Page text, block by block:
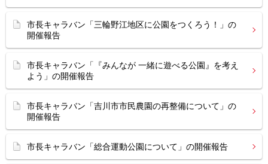
市長キャラバン「三輪野江地区に公園をつくろう！」の
開催報告
市長キャラバン「『みんなが 一緒に遊べる公園』を考え
よう」の開催報告
市長キャラバン「吉川市市民農園の再整備について」の
開催報告
市長キャラバン「総合運動公園について」の開催報告